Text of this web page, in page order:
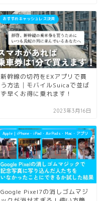
おすすめキャッシュレス決済
新幹線の切符をEXアプリで買
う方法│モバイルSuicaで並ば
ず早くお得に乗れます！
2023年3月16日
Apple｜iPhone・iPad・AirPods・Mac・アプリ
Google Pixel7の消しゴムマジ